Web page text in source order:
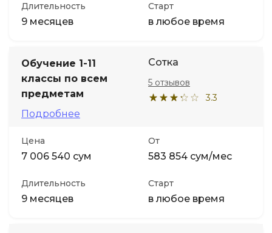
Длительность
9 месяцев
Старт
в любое время
Обучение 1-11
классы по всем
предметам
Подробнее
Сотка
3.3
5 отзывов
Цена
7 006 540 сум
От
583 854 сум/мес
Длительность
9 месяцев
Старт
в любое время
Детям